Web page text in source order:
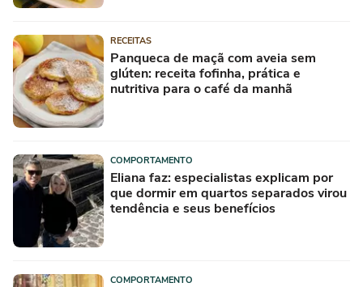
RECEITAS
Panqueca de maçã com aveia sem
glúten: receita fofinha, prática e
nutritiva para o café da manhã
COMPORTAMENTO
Eliana faz: especialistas explicam por
que dormir em quartos separados virou
tendência e seus benefícios
COMPORTAMENTO